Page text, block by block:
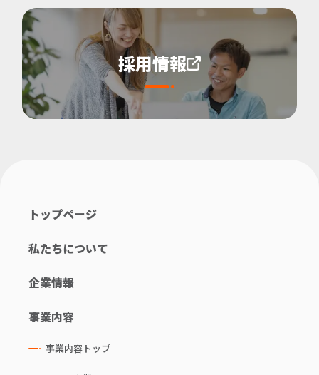
採用情報
トップページ
私たちについて
企業情報
事業内容
事業内容トップ